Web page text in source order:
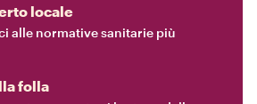
locale
alle normative sanitarie più
folla